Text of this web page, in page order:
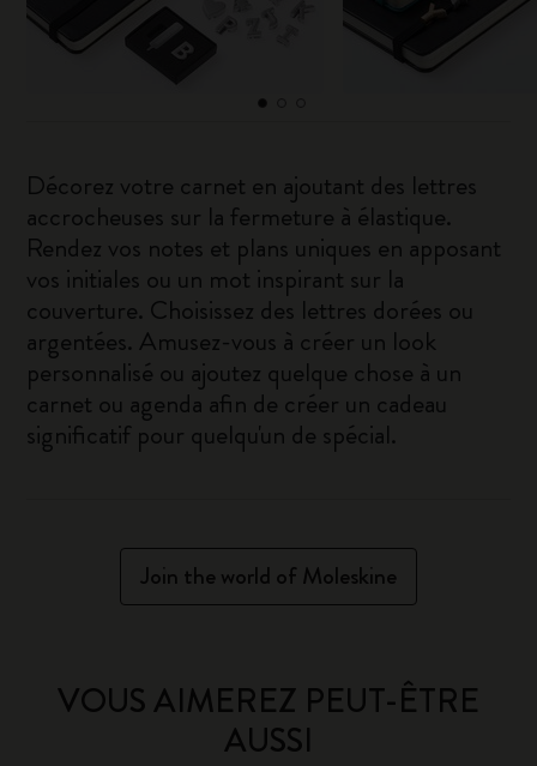
Décorez votre carnet en ajoutant des lettres
accrocheuses sur la fermeture à élastique.
Rendez vos notes et plans uniques en apposant
vos initiales ou un mot inspirant sur la
couverture. Choisissez des lettres dorées ou
argentées. Amusez-vous à créer un look
personnalisé ou ajoutez quelque chose à un
carnet ou agenda afin de créer un cadeau
significatif pour quelqu'un de spécial.
Join the world of Moleskine
VOUS AIMEREZ PEUT-ÊTRE
AUSSI